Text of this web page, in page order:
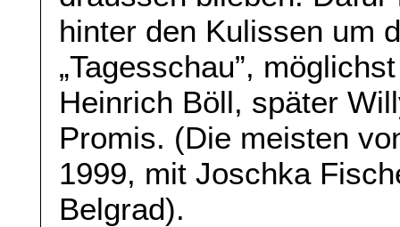
hinter den Kulissen um
„Tagesschau”,
Heinrich Böll, später
Promis. (Die meisten
1999, mit Joschka
Belgrad).